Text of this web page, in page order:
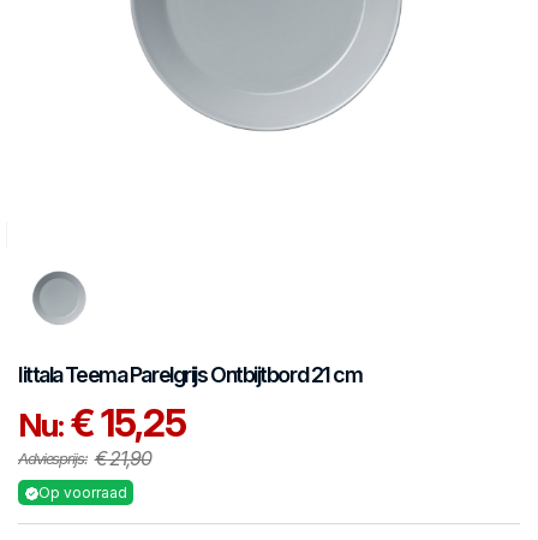
IittalaTeema ParelgrijsOntbijtbord 21 cm
Nu:€ 15,25
Adviesprijs: € 21,90
Op voorraad